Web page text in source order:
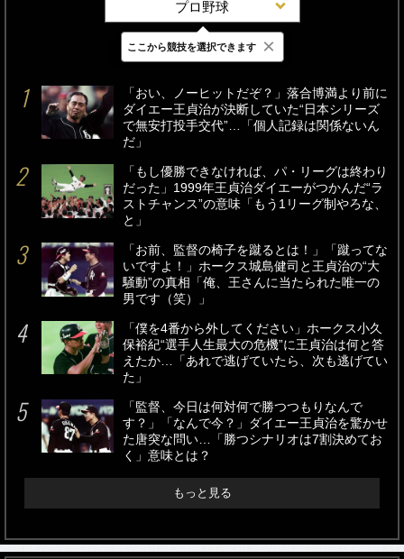
プロ野球
最新 24時間 週間
「おい、ノーヒットだぞ？」落合博満より前に
ダイエー王貞治が決断していた“日本シリーズ
で無安打投手交代”…「個人記録は関係ないん
だ」
「もし優勝できなければ、パ・リーグは終わり
だった」1999年王貞治ダイエーがつかんだ“ラ
ストチャンス”の意味「もう1リーグ制やろな、
と」
「お前、監督の椅子を蹴るとは！」「蹴ってな
いですよ！」ホークス城島健司と王貞治の“大
騒動”の真相「俺、王さんに当たられた唯一の
男です（笑）」
「僕を4番から外してください」ホークス小久
保裕紀“選手人生最大の危機”に王貞治は何と答
えたか…「あれで逃げていたら、次も逃げてい
た」
「監督、今日は何対何で勝つつもりなんで
す？」「なんで今？」ダイエー王貞治を驚かせ
た唐突な問い…「勝つシナリオは7割決めてお
く」意味とは？
もっと見る
ここから競技を選択できます ×